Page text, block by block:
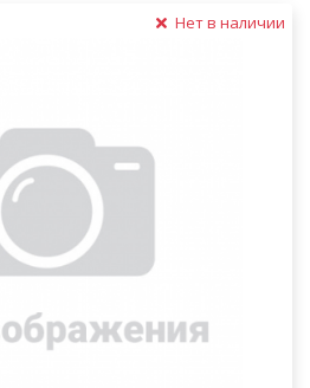
Нет в наличии